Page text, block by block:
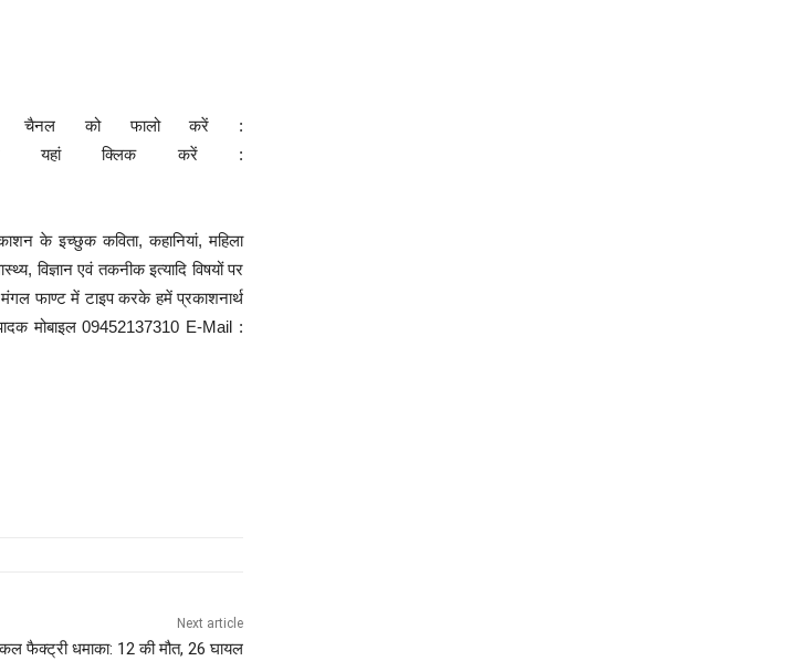
चैनल को फालो करें :
यहां क्लिक करें :
के इच्छुक कविता, कहानियां, महिला
विज्ञान एवं तकनीक इत्यादि विषयों पर
फाण्ट में टाइप करके हमें प्रकाशनार्थ
मोबाइल 09452137310 E-Mail :
Next article
फैक्ट्री धमाका: 12 की मौत, 26 घायल